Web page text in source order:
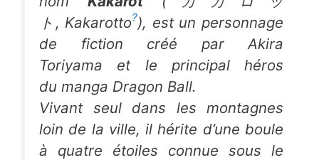
ト , Kakarotto?), est un personnage
de fiction créé par Akira
Toriyama et le principal héros
du manga Dragon Ball.
Vivant seul dans les montagnes
loin de la ville, il hérite d’une boule
à quatre étoiles connue sous le